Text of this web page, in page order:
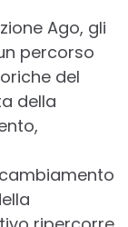
Ago, gli
percorso
del
della